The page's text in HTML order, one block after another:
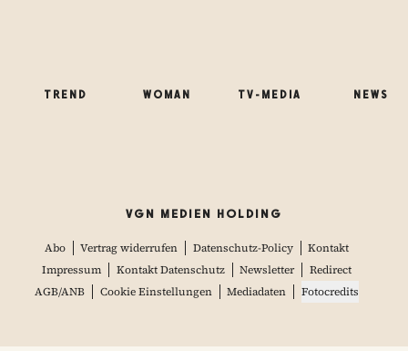
TREND WOMAN TV-MEDIA NEWS
VGN MEDIEN HOLDING
Abo Vertrag widerrufen Datenschutz-Policy
Kontakt
Impressum
Kontakt Datenschutz Newsletter
Redirect
AGB/ANB
Cookie Einstellungen Mediadaten Fotocredits